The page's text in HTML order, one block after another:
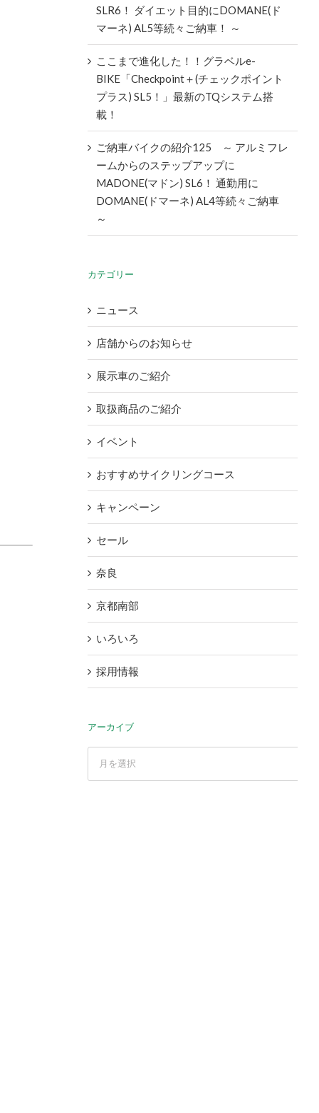
SLR6！ ダイエット目的にDOMANE(ド
マーネ) AL5等続々ご納車！ ～
ここまで進化した！！グラベルe-
BIKE「Checkpoint＋(チェックポイント
プラス) SL5！」最新のTQシステム搭
載！
ご納車バイクの紹介125 ～ アルミフレ
ームからのステップアップに
MADONE(マドン) SL6！ 通勤用に
DOMANE(ドマーネ) AL4等続々ご納車
～
カテゴリー
ニュース
店舗からのお知らせ
展示車のご紹介
取扱商品のご紹介
イベント
おすすめサイクリングコース
キャンペーン
セール
奈良
京都南部
いろいろ
採用情報
アーカイブ